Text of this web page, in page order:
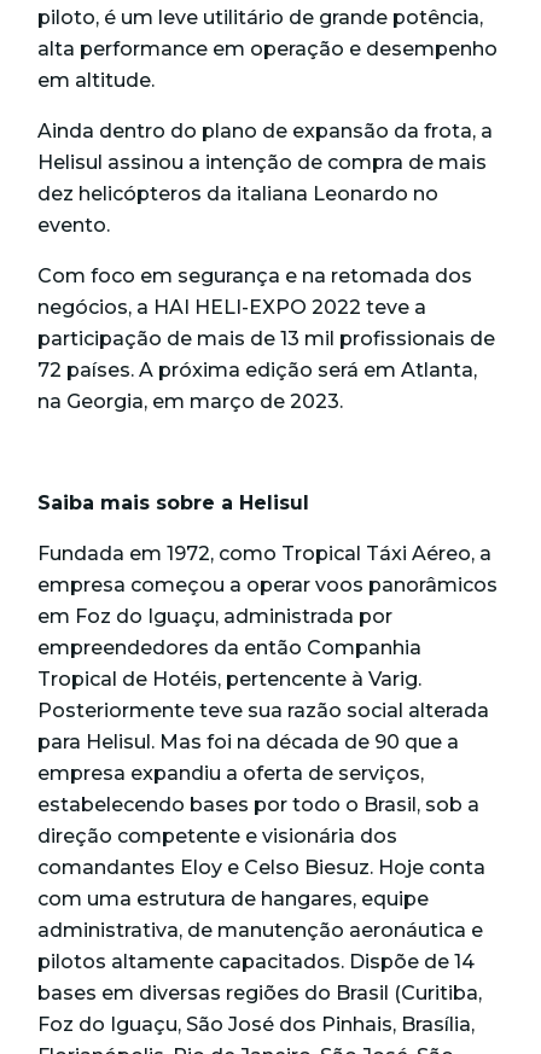
piloto, é um leve utilitário de grande potência,
alta performance em operação e desempenho
em altitude.
Ainda dentro do plano de expansão da frota, a
Helisul assinou a intenção de compra de mais
dez helicópteros da italiana Leonardo no
evento.
Com foco em segurança e na retomada dos
negócios, a HAI HELI-EXPO 2022 teve a
participação de mais de 13 mil profissionais de
72 países. A próxima edição será em Atlanta,
na Georgia, em março de 2023.
Saiba mais sobre a Helisul
Fundada em 1972, como Tropical Táxi Aéreo, a
empresa começou a operar voos panorâmicos
em Foz do Iguaçu, administrada por
empreendedores da então Companhia
Tropical de Hotéis, pertencente à Varig.
Posteriormente teve sua razão social alterada
para Helisul. Mas foi na década de 90 que a
empresa expandiu a oferta de serviços,
estabelecendo bases por todo o Brasil, sob a
direção competente e visionária dos
comandantes Eloy e Celso Biesuz. Hoje conta
com uma estrutura de hangares, equipe
administrativa, de manutenção aeronáutica e
pilotos altamente capacitados. Dispõe de 14
bases em diversas regiões do Brasil (Curitiba,
Foz do Iguaçu, São José dos Pinhais, Brasília,